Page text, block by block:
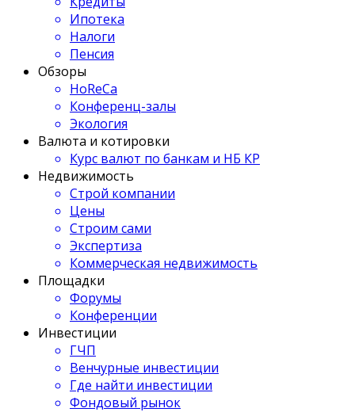
Ипотека
Налоги
Пенсия
Обзоры
HoReCa
Конференц-залы
Экология
Валюта и котировки
Курс валют по банкам и НБ КР
Недвижимость
Строй компании
Цены
Строим сами
Экспертиза
Коммерческая недвижимость
Площадки
Форумы
Конференции
Инвестиции
ГЧП
Венчурные инвестиции
Где найти инвестиции
Фондовый рынок